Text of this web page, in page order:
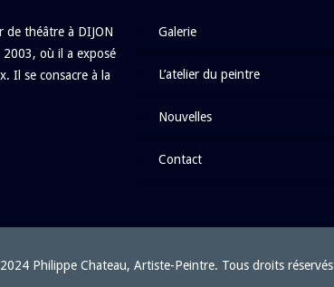
de théâtre à DIJON
où il a exposé
Il se consacre à la
galerie
l’atelier du peintre
nouvelles
contact
Philippe Chateau, Artiste-Peintre. Tous droits réservés